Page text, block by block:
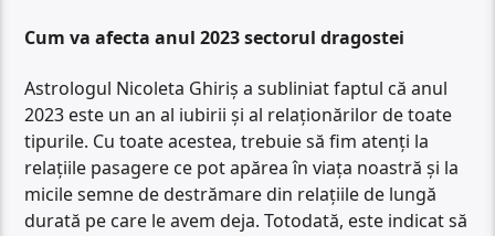
Cum va afecta anul 2023 sectorul dragostei
Astrologul Nicoleta Ghiriș a subliniat faptul că anul
2023 este un an al iubirii și al relaționărilor de toate
tipurile. Cu toate acestea, trebuie să fim atenți la
relațiile pasagere ce pot apărea în viața noastră și la
micile semne de destrămare din relațiile de lungă
durată pe care le avem deja. Totodată, este indicat să